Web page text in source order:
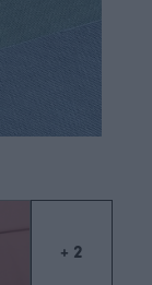
+ 2